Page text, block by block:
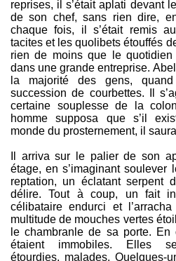
reprises, il s’était aplati devant
de son chef, sans rien dire,
chaque fois, il s’était remis
tacites et les quolibets étouffés
rien de moins que le quotidien
dans une grande entreprise.
la majorité des gens,
succession de courbettes. Il
certaine souplesse de la
homme supposa que s’il
monde du prosternement, il
Il arriva sur le palier de son
étage, en s’imaginant soulever
reptation, un éclatant serpent
délire. Tout à coup, un fait
célibataire endurci et
multitude de mouches vertes
le chambranle de sa porte.
étaient immobiles. Elles
étourdies, malades. Quelques-